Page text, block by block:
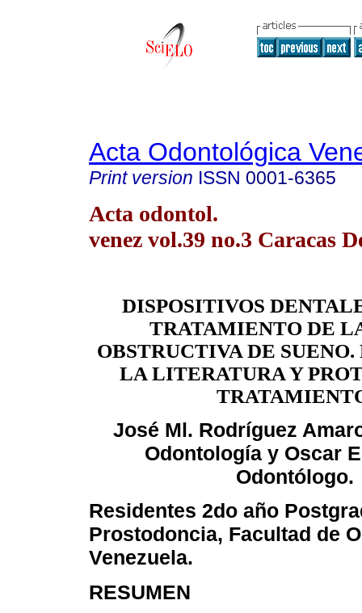
Acta Odontológica
Print version ISSN 0001-6365
Acta odontol.
venez vol.39 no.3 Caracas
DISPOSITIVOS
TRATAMIENTO DE
OBSTRUCTIVA DE
LA LITERATURA Y
José Ml. Rodríguez
Odontología y Oscar
Odontólogo.
Residentes 2do año
Prostodoncia, Facultad de
Venezuela.
RESUMEN